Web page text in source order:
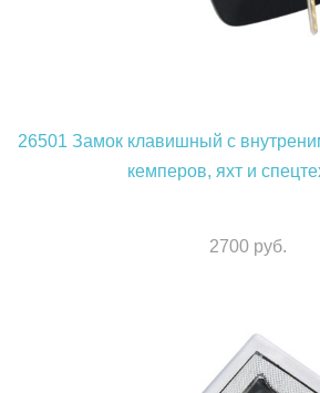
26501 Замок клавишный с
кемперов, яхт и
2700 руб.